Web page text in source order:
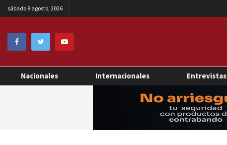
sábado 8 agosto, 2026
Nacionales Internacionales Entrevistas